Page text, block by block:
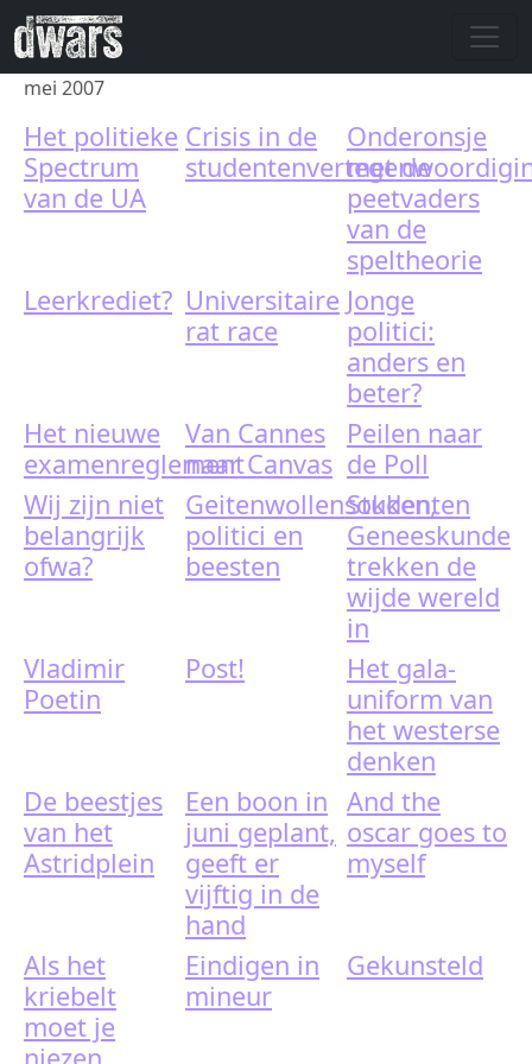
Skip to main content
mei 2007
Het politieke
Spectrum
van de UA
Crisis in de
Onderonsje
met de
peetvaders
van de
speltheorie
Leerkrediet? Universitaire
rat race
Jonge
politici:
anders en
beter?
Het nieuwe
examenreglement
Van Cannes
naar Canvas
Peilen naar
de Poll
Wij zijn niet
belangrijk
ofwa?
Geitenwollensokken,
politici en
beesten
Studenten
Geneeskunde
trekken de
wijde wereld
in
Vladimir
Poetin
Post!
Het gala-
uniform van
het westerse
denken
De beestjes
van het
Astridplein
Een boon in
juni geplant,
geeft er
vijftig in de
hand
And the
oscar goes to
myself
Als het
kriebelt
moet je
Eindigen in
mineur
Gekunsteld